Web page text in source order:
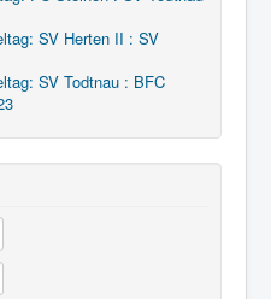
SV Herten II : SV
SV Todtnau : BFC